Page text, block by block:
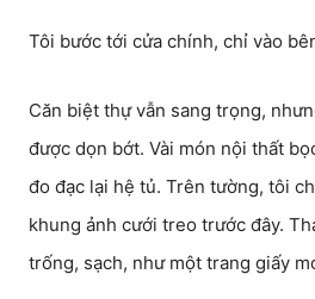
Tôi bước tới cửa chính, chỉ vào
Căn biệt thự vẫn sang trọng,
được dọn bớt. Vài món nội thất
đo đạc lại hệ tủ. Trên tường, tôi
khung ảnh cưới treo trước đây.
trống, sạch, như một trang giấy